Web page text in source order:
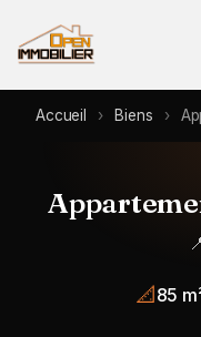
Accueil › Biens ›
📐85